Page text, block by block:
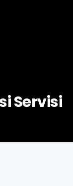
Servisi